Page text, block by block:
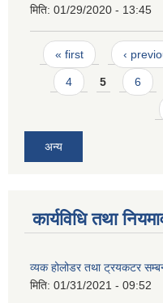
मिति: 01/29/2020 - 13:45
Pages
« first ‹
4 5 6
अन्य
कार्यविधि तथा
व्यक होलोडर तथा ट्रयकटर
मिति: 01/31/2021 - 09:52